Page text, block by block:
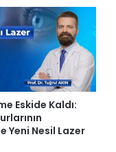
m
h
u
r
y
e
t
B
a
Eskide Kaldı:
Yeni Nesil Lazer